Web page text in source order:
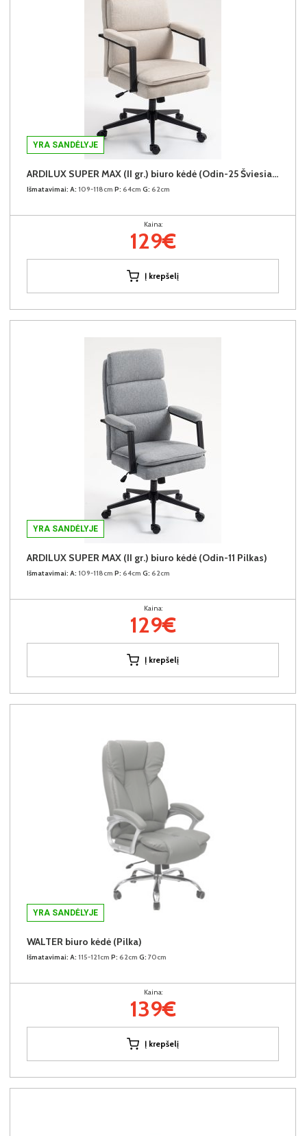
YRA SANDĖLYJE
ARDILUX SUPER MAX (II gr.) biuro kėdė (Odin-25 Šviesiai rudas)
Išmatavimai: A: 109-118cm P: 64cm G: 62cm
Kaina:
129€
Į krepšelį
YRA SANDĖLYJE
ARDILUX SUPER MAX (II gr.) biuro kėdė (Odin-11 Pilkas)
Išmatavimai: A: 109-118cm P: 64cm G: 62cm
Kaina:
129€
Į krepšelį
YRA SANDĖLYJE
WALTER biuro kėdė (Pilka)
Išmatavimai: A: 115-121cm P: 62cm G: 70cm
Kaina:
139€
Į krepšelį